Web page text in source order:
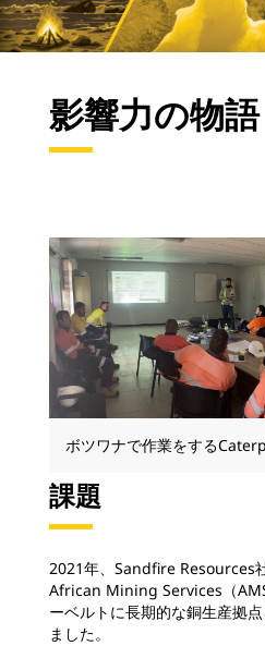
影響力の物語
ボツワナで作業をする
課題
2021年、Sandfire Resources
African Mining Services（
ーベルトに長期的な銅生産拠
ました。